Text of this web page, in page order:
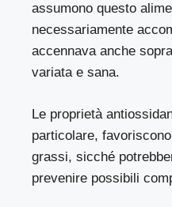
assumono questo
necessariamente
accennava anche
variata e sana.
Le proprietà
particolare,
grassi, sicché
prevenire possibili